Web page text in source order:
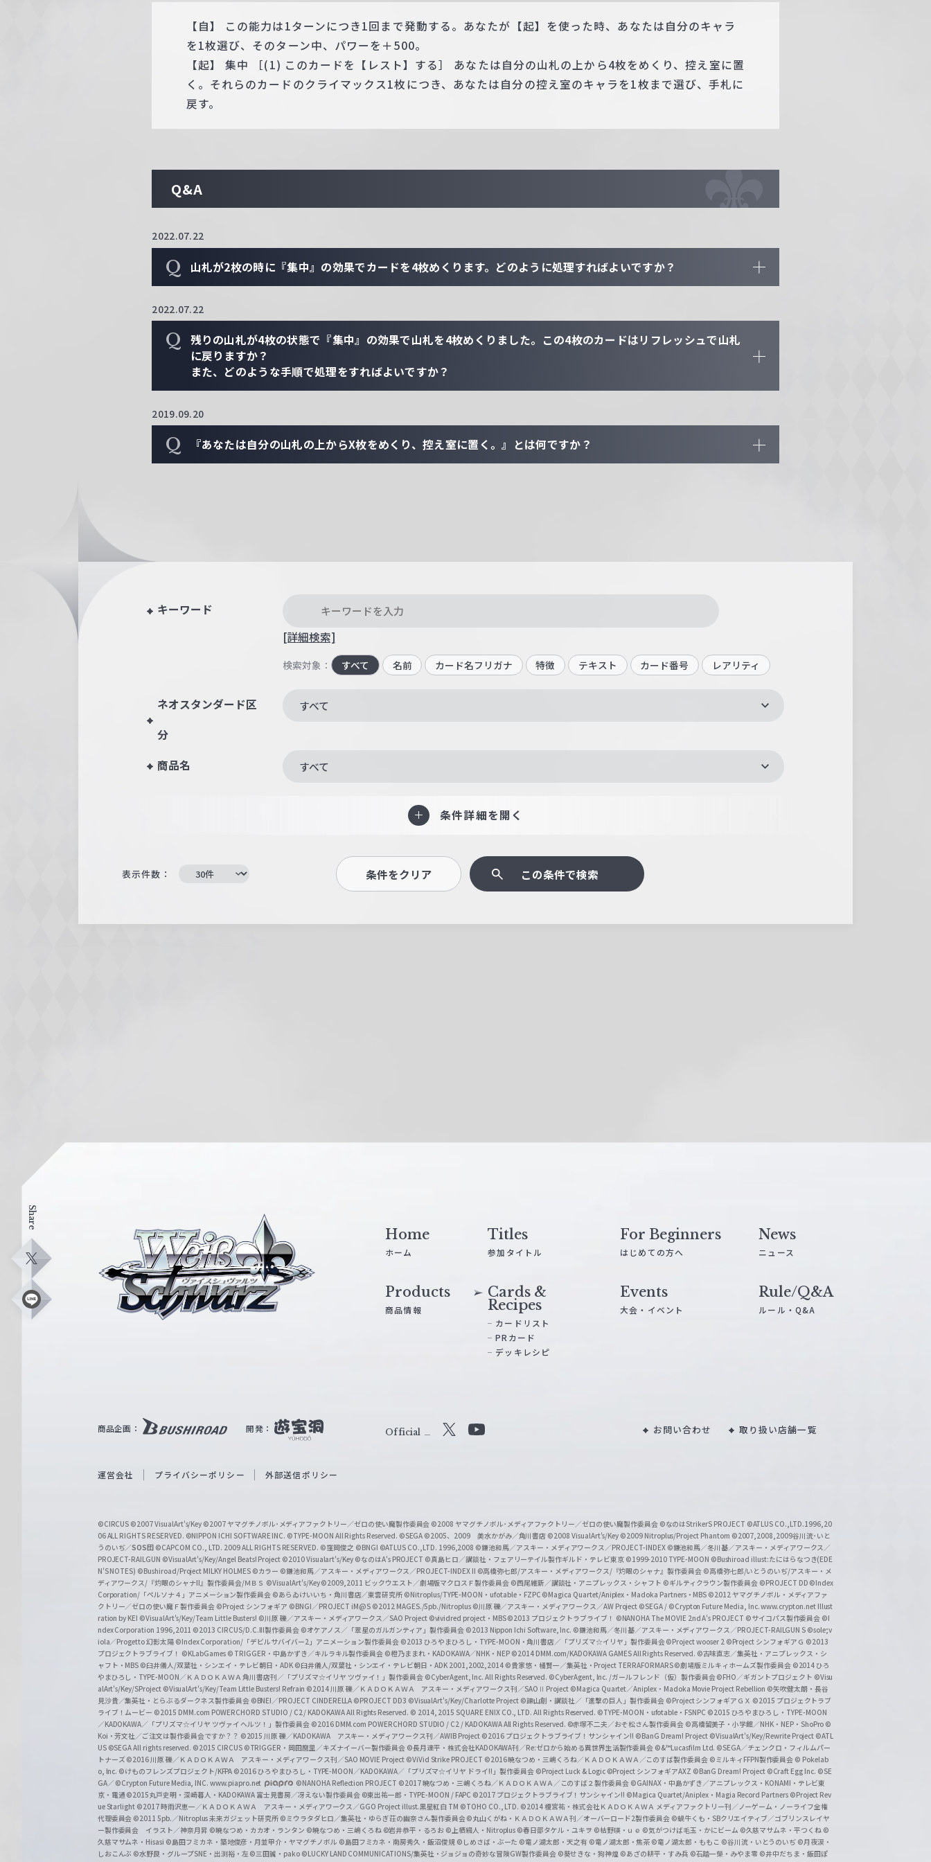
【自】 この能力は1ターンにつき1回まで発動する。あなたが【起】を使った時、あなたは自分のキャラ
を1枚選び、そのターン中、パワーを＋500。
【起】 集中 ［(1) このカードを【レスト】する］ あなたは自分の山札の上から4枚をめくり、控え室に置
く。それらのカードのクライマックス1枚につき、あなたは自分の控え室のキャラを1枚まで選び、手札に
戻す。
Q&A
2022.07.22
Q 山札が2枚の時に『集中』の効果でカードを4枚めくります。どのように処理すればよいですか？
2022.07.22
Q
残りの山札が4枚の状態で『集中』の効果で山札を4枚めくりました。この4枚のカードはリフレッシュで山札
に戻りますか？
また、どのような手順で処理をすればよいですか？
2019.09.20
Q 『あなたは自分の山札の上からX枚をめくり、控え室に置く。』とは何ですか？
キーワード
[詳細検索]
検索対象： すべて 名前 カード名フリガナ 特徴 テキスト カード番号 レアリティ
ネオスタンダード区
分
すべて
商品名 すべて
条件詳細を開く
表示件数： 条件をクリア この条件で検索
Share
X
L
ス
W
i
c
h
w
a
r
z
Home
ホーム
Titles
参加タイトル
For Beginners
はじめての方へ
News
ニュース
Products
商品情報
Cards &
Recipes
カードリスト
PRカード
デッキレシピ
Events
大会・イベント
Rule/Q&A
ルール・Q&A
商品企画： 開発： Official
b
e
O
f
f
i
c
i
a
l
C
h
a
n
n
e
l
お問い合わせ 取り扱い店舗一覧
運営会社 プライバシーポリシー 外部送信ポリシー
©CIRCUS ©2007 VisualArt's/Key ©2007 ヤマグチノボル･メディアファクトリー／ゼロの使い魔製作委員会 ©2008 ヤマグチノボル･メディアファクトリー／ゼロの使い魔製作委員会 ©なのはStrikerS PROJECT ©ATLUS CO.,LTD.1996,20
06 ALL RIGHTS RESERVED. ©NIPPON ICHI SOFTWARE INC. ©TYPE-MOON All Rights Reserved. ©SEGA ©2005、2009 美水かがみ／角川書店 ©2008 VisualArt's/Key ©2009 Nitroplus/Project Phantom ©2007,2008,2009谷川流･いと
うのいぢ／SOS団 ©CAPCOM CO., LTD. 2009 ALL RIGHTS RESERVED. ©窪岡俊之 ©BNGI ©ATLUS CO.,LTD. 1996,2008 ©鎌池和馬／アスキー・メディアワークス／PROJECT-INDEX ©鎌池和馬／冬川基／アスキー・メディアワークス／
PROJECT-RAILGUN ©VisualArt's/Key/Angel Beats! Project ©2010 Visualart's/Key ©なのはA's PROJECT ©真島ヒロ／講談社・フェアリーテイル製作ギルド・テレビ東京 ©1999-2010 TYPE-MOON ©Bushiroad illust:たにはらなつき(EDE
N'S NOTES) ©Bushiroad/Project MILKY HOLMES ©カラー ©鎌池和馬／アスキー・メディアワークス／PROJECT-INDEX II ©高橋弥七郎/アスキー・メディアワークス/『灼眼のシャナ』製作委員会 ©高橋弥七郎/いとうのいぢ/アスキー・メ
ディアワークス/『灼眼のシャナII』製作委員会/ＭＢＳ ©VisualArt's/Key©2009,2011 ビックウエスト／劇場版マクロスＦ製作委員会 ©西尾維新／講談社・アニプレックス・シャフト ©ギルティクラウン製作委員会 ©PROJECT DD ©Index
Corporation/「ペルソナ４」アニメーション製作委員会 ©あらゐけいいち・角川書店／東雲研究所 ©Nitroplus/TYPE-MOON・ufotable・FZPC ©Magica Quartet/Aniplex・Madoka Partners・MBS ©2012 ヤマグチノボル・メディアファ
クトリー／ゼロの使い魔Ｆ製作委員会 ©Project シンフォギア ©BNGI／PROJECT iM@S ©2012 MAGES./5pb./Nitroplus ©川原 礫／アスキー・メディアワークス／AW Project ©SEGA / ©Crypton Future Media, Inc. www.crypton.net Illust
ration by KEI ©VisualArt's/Key/Team Little Busters! ©川原 礫／アスキー・メディアワークス／SAO Project ©vividred project・MBS ©2013 プロジェクトラブライブ！ ©NANOHA The MOVIE 2nd A's PROJECT ©サイコパス製作委員会 ©I
ndex Corporation 1996,2011 ©2013 CIRCUS/D.C.III製作委員会 ©オケアノス／「翠星のガルガンティア」製作委員会 ©2013 Nippon Ichi Software, Inc. ©鎌池和馬／冬川基／アスキー・メディアワークス／PROJECT-RAILGUN S ©sole;v
iola／Progetto 幻影太陽 ©Index Corporation/「デビルサバイバー2」アニメーション製作委員会 ©2013 ひろやまひろし・TYPE-MOON・角川書店／「プリズマ☆イリヤ」製作委員会©Project wooser 2 ©Project シンフォギアＧ ©2013
プロジェクトラブライブ！ ©KLabGames © TRIGGER・中島かずき／キルラキル製作委員会 ©橙乃ままれ・KADOKAWA／NHK・NEP ©2014 DMM.com/KADOKAWA GAMES All Rights Reserved. ©古味直志／集英社・アニプレックス・シ
ャフト・MBS ©臼井儀人/双葉社・シンエイ・テレビ朝日・ADK ©臼井儀人/双葉社・シンエイ・テレビ朝日・ADK 2001,2002,2014 ©貴家悠・橘賢一／集英社・Project TERRAFORMARS©劇場版ミルキィホームズ製作委員会 ©2014 ひろ
やまひろし・TYPE-MOON／ＫＡＤＯＫＡＷＡ 角川書店刊／「プリズマ☆イリヤ ツヴァイ！」製作委員会 ©CyberAgent, Inc. All Rights Reserved. ©CyberAgent, Inc. /ガールフレンド（仮）製作委員会©FHO／ギガントプロジェクト ©Visu
alArt's/Key/SProject ©VisualArt's/Key/Team Little Busters! Refrain ©2014 川原 礫／ＫＡＤＯＫＡＷＡ アスキー・メディアワークス刊／SAOⅡ Project ©Magica Quartet／Aniplex・Madoka Movie Project Rebellion ©矢吹健太朗・長谷
見沙貴／集英社・とらぶるダークネス製作委員会 ©BNEI／PROJECT CINDERELLA ©PROJECT DD3 ©VisualArt's/Key/Charlotte Project ©諫山創・講談社／「進撃の巨人」製作委員会 ©Project シンフォギアＧＸ ©2015 プロジェクトラブ
ライブ！ムービー ©2015 DMM.com POWERCHORD STUDIO / C2 / KADOKAWA All Rights Reserved. © 2014, 2015 SQUARE ENIX CO., LTD. All Rights Reserved. ©TYPE-MOON・ufotable・FSNPC ©2015 ひろやまひろし・TYPE-MOON
／KADOKAWA／「プリズマ☆イリヤ ツヴァイ ヘルツ！」製作委員会 ©2016 DMM.com POWERCHORD STUDIO / C2 / KADOKAWA All Rights Reserved. ©赤塚不二夫／おそ松さん製作委員会 ©高橋留美子・小学館／NHK・NEP・ShoPro ©
Koi・芳文社／ご注文は製作委員会ですか？？ ©2015 川原 礫／KADOKAWA アスキー・メディアワークス刊／AWIB Project ©2016 プロジェクトラブライブ！サンシャイン!! ©BanG Dream! Project ©VisualArt's/Key/Rewrite Project ©ATL
US ©SEGA All rights reserved. ©2015 CIRCUS ©TRIGGER・岡田麿里／キズナイーバー製作委員会 ©長月達平・株式会社KADOKAWA刊／Re:ゼロから始める異世界生活製作委員会 ©&™Lucasfilm Ltd. ©SEGA／チェンクロ・フィルムパー
トナーズ©2016 川原 礫／ＫＡＤＯＫＡＷＡ アスキー・メディアワークス刊／SAO MOVIE Project ©ViVid Strike PROJECT ©2016 暁なつめ・三嶋くろね／ＫＡＤＯＫＡＷＡ／このすば製作委員会 ©ミルキィFFPN製作委員会 © Pokelab
o, Inc. ©けものフレンズプロジェクト/KFPA ©2016 ひろやまひろし・TYPE-MOON／KADOKAWA／「プリズマ☆イリヤ ドライ!!」製作委員会 ©Project Luck & Logic ©Project シンフォギアAXZ ©BanG Dream! Project ©Craft Egg Inc. ©SE
GA／ ©Crypton Future Media, INC. www.piapro.net
©NANOHA Reflection PROJECT ©2017 暁なつめ・三嶋くろね／ＫＡＤＯＫＡＷＡ／このすば２製作委員会 ©GAINAX・中島かずき／アニプレックス・KONAMI・テレビ東
京・電通 ©2015丸戸史明・深崎暮人・KADOKAWA 富士見書房／冴えない製作委員会 ©東出祐一郎・TYPE-MOON / FAPC ©2017 プロジェクトラブライブ！サンシャイン!! ©Magica Quartet/Aniplex・Magia Record Partners ©Project Rev
ue Starlight ©2017 時雨沢恵一／ＫＡＤＯＫＡＷＡ アスキー・メディアワークス／GGO Project illust.黒星紅白 TM ©TOHO CO., LTD. ©2014 榎宮祐・株式会社ＫＡＤＯＫＡＷＡ メディアファクトリー刊／ノーゲーム・ノーライフ全権
代理委員会 ©2011 5pb.／Nitroplus 未来ガジェット研究所 ©ミウラタダヒロ／集英社・ゆらぎ荘の幽奈さん製作委員会©丸山くがね・ＫＡＤＯＫＡＷＡ刊／オーバーロード2製作委員会 ©蝸牛くも・SBクリエイティブ／ゴブリンスレイヤ
ー製作委員会 イラスト／神奈月昇 ©暁なつめ・カカオ・ランタン ©暁なつめ・三嶋くろね ©岩井恭平・るろお ©上栖綴人・Nitroplus ©春日部タケル・ユキヲ ©枯野瑛・ｕｅ ©気がつけば毛玉・かにビーム ©久慈マサムネ・平つくね ©
久慈マサムネ・Hisasi ©島田フミカネ・築地俊彦・月並甲介・ヤマグチノボル ©島田フミカネ・南房秀久・飯沼俊規 ©しめさば・ぶーた ©竜ノ湖太郎・天之有 ©竜ノ湖太郎・焦茶 ©竜ノ湖太郎・ももこ ©谷川流・いとうのいぢ ©月夜涙・
しおこんぶ ©水野良・グループSNE・出渕裕・左 ©三田誠・pako ©LUCKY LAND COMMUNICATIONS/集英社・ジョジョの奇妙な冒険GW製作委員会 ©葵せきな・狗神煌 ©あざの耕平・すみ兵 ©石踏一榮・みやま零 ©井中だちま・飯田ぽ